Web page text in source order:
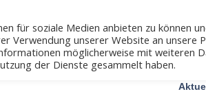
für soziale Medien anbieten zu können
Verwendung unserer Website an unsere
möglicherweise mit weiteren
der Dienste gesammelt haben.